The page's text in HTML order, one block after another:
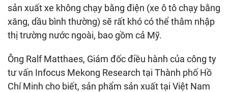
sản xuất xe không chạy bằng điện (xe ô tô chạy bằng
xăng, dầu bình thường) sẽ rất khó có thể thâm nhập
thị trường nước ngoài, bao gồm cả Mỹ.
Ông Ralf Matthaes, Giám đốc điều hành của công ty
tư vấn Infocus Mekong Research tại Thành phố Hồ
Chí Minh cho biết, sản phẩm sản xuất tại Việt Nam